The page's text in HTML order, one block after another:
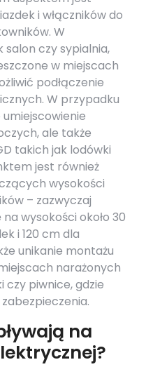
i włączników do
W
czy sypialnia,
w miejscach
podłączenie
W przypadku
ale także
takich jak lodówki
jest również
wysokości
– zazwyczaj
wysokości około 30
i 120 cm dla
unikanie montażu
narażonych
czy piwnice, gdzie
na